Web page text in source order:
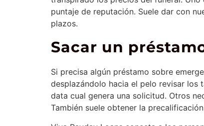
puntaje de reputación. Suele dar con
plazos.
Sacar un
Si precisa algún préstamo sobre
desplazándolo hacia el pelo revisar los
data cual genera una solicitud. Otros
También suele obtener la